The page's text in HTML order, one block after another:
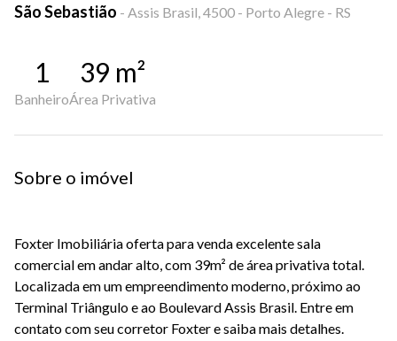
São Sebastião - Assis Brasil, 4500 - Porto Alegre - RS
1
Banheiro
39 m²
Área Privativa
Sobre o imóvel
Foxter Imobiliária oferta para venda excelente sala
comercial em andar alto, com 39m² de área privativa total.
Localizada em um empreendimento moderno, próximo ao
Terminal Triângulo e ao Boulevard Assis Brasil. Entre em
contato com seu corretor Foxter e saiba mais detalhes.